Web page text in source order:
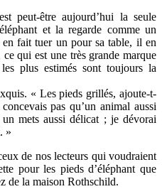
peut-être aujourd’hui la seule
et la regarde comme un
fait tuer un pour sa table, il en
qui est une très grande marque
plus estimés sont toujours la
« Les pieds grillés, ajoute-t-
pas qu’un animal aussi
mets aussi délicat ; je dévorai
»
de nos lecteurs qui voudraient
pour les pieds d’éléphant que
de la maison Rothschild.